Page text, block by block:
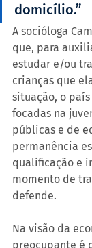
domicílio.”
A socióloga
que, para
estudar e/ou
crianças que
situação, o
focadas na
públicas e de
permanência
qualificação e
momento de
defende.
Na visão da
preocupante é